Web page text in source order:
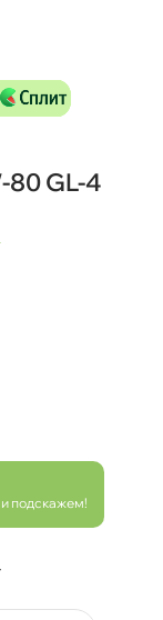
80 GL-4
подскажем!